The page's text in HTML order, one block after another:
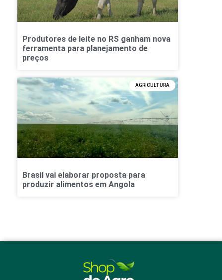
Produtores de leite no RS ganham nova
ferramenta para planejamento de
preços
AGRICULTURA
Brasil vai elaborar proposta para
produzir alimentos em Angola